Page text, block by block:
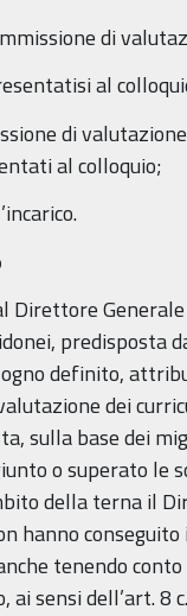
di
al
di
al colloquio;
Direttore
predisposta
definito,
dei
sulla base dei
o superato le
della terna il
hanno
tenendo
sensi dell’art. 8